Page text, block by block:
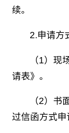
续。
2.申请方
（1）
请表》。
（2）
过信函方式申